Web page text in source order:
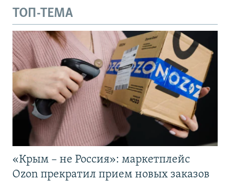
ТОП-ТЕМА
«Крым – не Россия»: маркетплейс
Ozon прекратил прием новых заказов